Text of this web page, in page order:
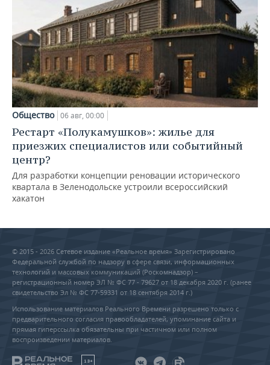
Общество 06 авг, 00:00
Рестарт «Полукамушков»: жилье для
приезжих специалистов или событийный
центр?
Для разработки концепции реновации исторического
квартала в Зеленодольске устроили всероссийский
хакатон
© 2015 - 2026 Сетевое издание «Реальное время» Зарегистрировано
Федеральной службой по надзору в сфере связи, информационных
технологий и массовых коммуникаций (Роскомнадзор) –
регистрационный номер ЭЛ № ФС 77 - 79627 от 18 декабря 2020 г. (ранее
свидетельство Эл № ФС 77-59331 от 18 сентября 2014 г.)
Использование материалов Реального Времени разрешено только с
предварительного согласия правообладателей, упоминание сайта и
прямая гиперссылка обязательны при частичном или полном
воспроизведении материалов.
18+